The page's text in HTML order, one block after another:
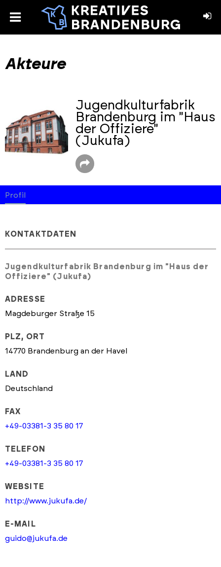
toggle
Akteure
Jugendkulturfabrik
Brandenburg im "Haus
der Offiziere"
(Jukufa)
Profil
KONTAKTDATEN
Jugendkulturfabrik Brandenburg im "Haus der
Offiziere" (Jukufa)
ADRESSE
Magdeburger Straße 15
PLZ, ORT
14770 Brandenburg an der Havel
LAND
Deutschland
FAX
+49-03381-3 35 80 17
TELEFON
+49-03381-3 35 80 17
WEBSITE
http://www.jukufa.de/
E-MAIL
guido@jukufa.de